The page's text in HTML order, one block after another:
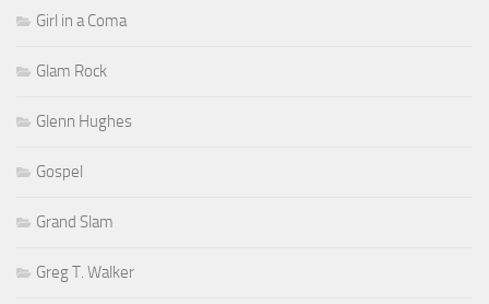
Girl in a Coma
Glam Rock
Glenn Hughes
Gospel
Grand Slam
Greg T. Walker